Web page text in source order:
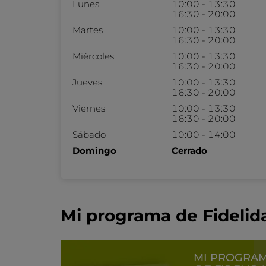
Lunes
10:00 - 13:30
16:30 - 20:00
Martes
10:00 - 13:30
16:30 - 20:00
Miércoles
10:00 - 13:30
16:30 - 20:00
Jueves
10:00 - 13:30
16:30 - 20:00
Viernes
10:00 - 13:30
16:30 - 20:00
Sábado
10:00 - 14:00
Domingo
Cerrado
Mi programa de
MI